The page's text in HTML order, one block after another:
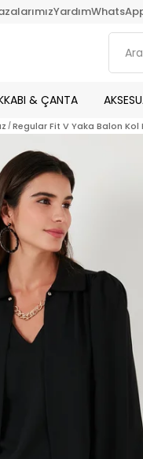
Yardım
& ÇANTA
Regular Fit V Yaka Balon Kol